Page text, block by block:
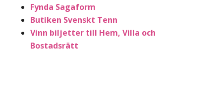
Fynda Sagaform
Butiken Svenskt Tenn
Vinn biljetter till Hem, Villa och
Bostadsrätt